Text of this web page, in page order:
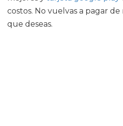
costos. No vuelvas a pagar
que deseas.